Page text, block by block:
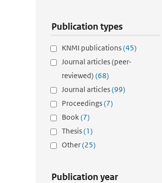
Publication types
KNMI publications(45)
Journal articles (peer-
reviewed) (68)
Journal articles(99)
Proceedings(7)
Book(7)
Thesis(1)
Other(25)
Publication year